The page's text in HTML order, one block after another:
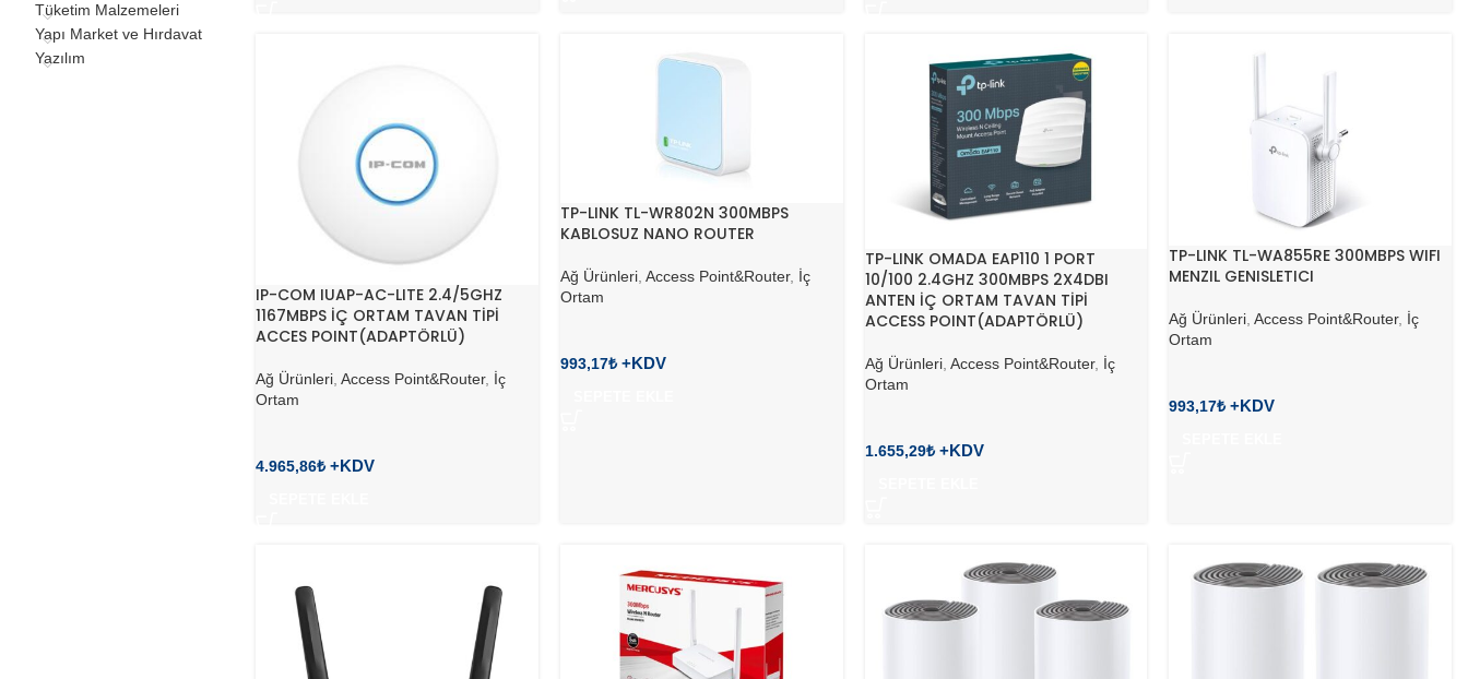
Tüketim Malzemeleri
Yapı Market ve Hırdavat
Yazılım
IP-COM IUAP-AC-LITE 2.4/5GHZ
1167MBPS İÇ ORTAM TAVAN TİPİ
ACCES POINT(ADAPTÖRLÜ)
Ağ Ürünleri, Access Point&Router, İç
Ortam
4.965,86₺
TP-LINK TL-WR802N 300MBPS
KABLOSUZ NANO ROUTER
Ağ Ürünleri, Access Point&Router, İç
Ortam
993,17₺
TP-LINK OMADA EAP110 1 PORT
10/100 2.4GHZ 300MBPS 2X4DBI
ANTEN İÇ ORTAM TAVAN TİPİ
ACCESS POINT(ADAPTÖRLÜ)
Ağ Ürünleri, Access Point&Router, İç
Ortam
1.655,29₺
TP-LINK TL-WA855RE 300MBPS WIFI
MENZIL GENISLETICI
Ağ Ürünleri ,Access Point&Router, İç
Ortam
993,17₺